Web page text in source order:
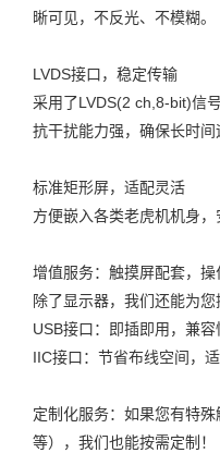
晰可见，不反光、不模糊。
LVDS接口，稳定传输
采用了LVDS(2 ch,8-bit)信
抗干扰能力强，确保长时间
标准矩形屏，适配灵活
方便嵌入各类老虎机机身，
增值服务：触摸屏配套，操
除了显示器，我们还能为您
USB接口：即插即用，兼容
IIC接口：节省布线空间，
定制化服务：如果您有特
等），我们也能按需定制！